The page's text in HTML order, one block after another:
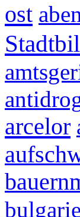
ost
arcelor